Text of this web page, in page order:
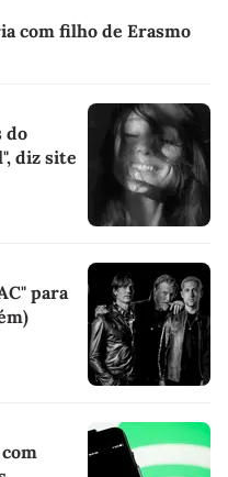
com filho de Erasmo
do
diz site
para